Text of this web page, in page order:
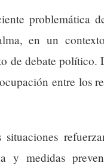
problemática
en un
de debate político.
entre los
y medidas